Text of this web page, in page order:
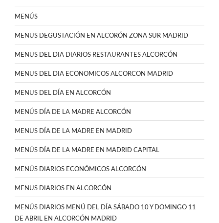
MENÚS
MENUS DEGUSTACIÓN EN ALCORÓN ZONA SUR MADRID
MENUS DEL DIA DIARIOS RESTAURANTES ALCORCÓN
MENUS DEL DIA ECONOMICOS ALCORCON MADRID
MENUS DEL DÍA EN ALCORCÓN
MENÚS DÍA DE LA MADRE ALCORCÓN
MENUS DÍA DE LA MADRE EN MADRID
MENÚS DÍA DE LA MADRE EN MADRID CAPITAL
MENÚS DIARIOS ECONÓMICOS ALCORCÓN
MENUS DIARIOS EN ALCORCÓN
MENÚS DIARIOS MENÚ DEL DÍA SÁBADO 10 Y DOMINGO 11
DE ABRIL EN ALCORCÓN MADRID